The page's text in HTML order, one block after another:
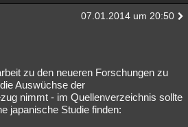
07.01.2014 um 20:50
zu den neueren Forschungen zu
Auswüchse der
nimmt - im Quellenverzeichnis sollte
japanische Studie finden: